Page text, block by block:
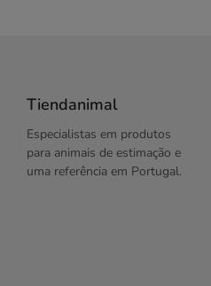
Tiendanimal
Especialistas em produtos
para animais de estimação e
uma referência em Portugal.